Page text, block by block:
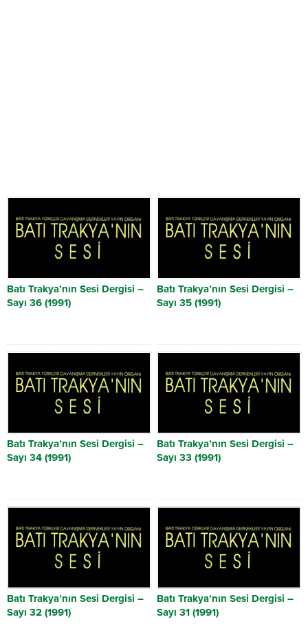
Batı Trakya’nın Sesi Dergisi –
Sayı 36 (1991)
Batı Trakya’nın Sesi Dergisi –
Sayı 35 (1991)
Batı Trakya’nın Sesi Dergisi –
Sayı 34 (1991)
Batı Trakya’nın Sesi Dergisi –
Sayı 33 (1991)
Batı Trakya’nın Sesi Dergisi –
Sayı 32 (1991)
Batı Trakya’nın Sesi Dergisi –
Sayı 31 (1991)